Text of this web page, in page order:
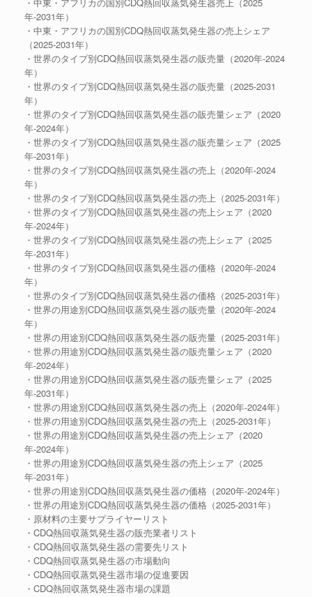
年-2031年）
・中東・アフリカの国別CDQ熱回収蒸気発生器の売上シェア
（2025-2031年）
・世界のタイプ別CDQ熱回収蒸気発生器の販売量（2020年-2024
年）
・世界のタイプ別CDQ熱回収蒸気発生器の販売量（2025-2031
年）
・世界のタイプ別CDQ熱回収蒸気発生器の販売量シェア（2020
年-2024年）
・世界のタイプ別CDQ熱回収蒸気発生器の販売量シェア（2025
年-2031年）
・世界のタイプ別CDQ熱回収蒸気発生器の売上（2020年-2024
年）
・世界のタイプ別CDQ熱回収蒸気発生器の売上（2025-2031年）
・世界のタイプ別CDQ熱回収蒸気発生器の売上シェア（2020
年-2024年）
・世界のタイプ別CDQ熱回収蒸気発生器の売上シェア（2025
年-2031年）
・世界のタイプ別CDQ熱回収蒸気発生器の価格（2020年-2024
年）
・世界のタイプ別CDQ熱回収蒸気発生器の価格（2025-2031年）
・世界の用途別CDQ熱回収蒸気発生器の販売量（2020年-2024
年）
・世界の用途別CDQ熱回収蒸気発生器の販売量（2025-2031年）
・世界の用途別CDQ熱回収蒸気発生器の販売量シェア（2020
年-2024年）
・世界の用途別CDQ熱回収蒸気発生器の販売量シェア（2025
年-2031年）
・世界の用途別CDQ熱回収蒸気発生器の売上（2020年-2024年）
・世界の用途別CDQ熱回収蒸気発生器の売上（2025-2031年）
・世界の用途別CDQ熱回収蒸気発生器の売上シェア（2020
年-2024年）
・世界の用途別CDQ熱回収蒸気発生器の売上シェア（2025
年-2031年）
・世界の用途別CDQ熱回収蒸気発生器の価格（2020年-2024年）
・世界の用途別CDQ熱回収蒸気発生器の価格（2025-2031年）
・原材料の主要サプライヤーリスト
・CDQ熱回収蒸気発生器の販売業者リスト
・CDQ熱回収蒸気発生器の需要先リスト
・CDQ熱回収蒸気発生器の市場動向
・CDQ熱回収蒸気発生器市場の促進要因
・CDQ熱回収蒸気発生器市場の課題